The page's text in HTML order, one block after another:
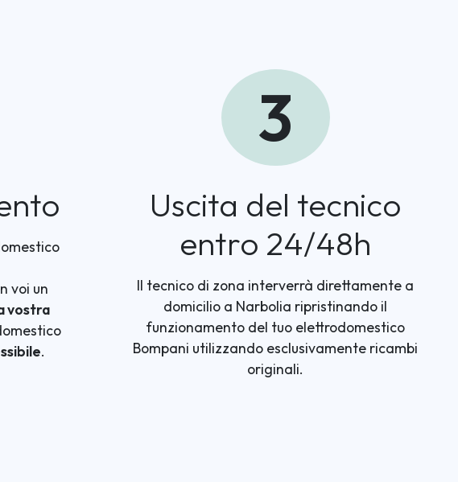
voi un
vostra
.
3
Uscita del tecnico
entro 24/48h
Il tecnico di zona interverrà direttamente a
domicilio a Narbolia ripristinando il
funzionamento del tuo elettrodomestico
Bompani utilizzando esclusivamente ricambi
originali.